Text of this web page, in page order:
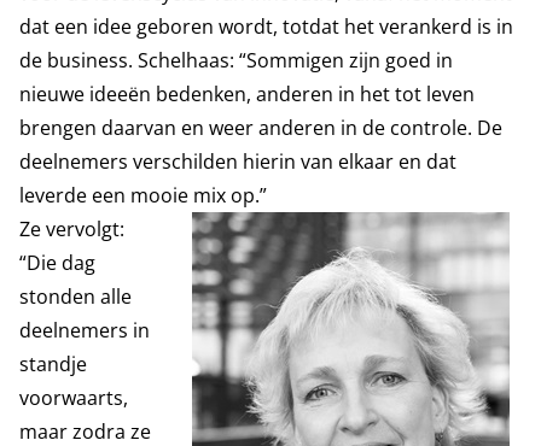
dat een idee geboren wordt, totdat het verankerd is in
de business. Schelhaas: “Sommigen zijn goed in
nieuwe ideeën bedenken, anderen in het tot leven
brengen daarvan en weer anderen in de controle. De
deelnemers verschilden hierin van elkaar en dat
leverde een mooie mix op.”
Ze vervolgt:
“Die dag
stonden alle
deelnemers in
standje
voorwaarts,
maar zodra ze